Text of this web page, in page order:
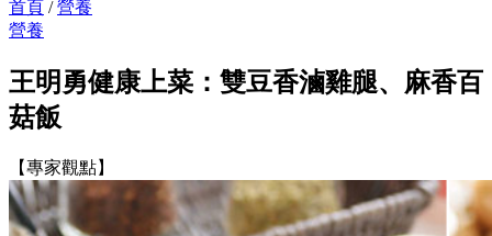
首頁 /營養
營養
王明勇健康上菜：雙豆香滷雞腿、麻香百
菇飯
【專家觀點】